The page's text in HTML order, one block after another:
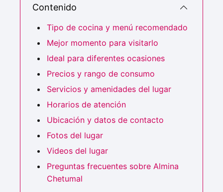
Contenido
Tipo de cocina y menú recomendado
Mejor momento para visitarlo
Ideal para diferentes ocasiones
Precios y rango de consumo
Servicios y amenidades del lugar
Horarios de atención
Ubicación y datos de contacto
Fotos del lugar
Videos del lugar
Preguntas frecuentes sobre Almina
Chetumal